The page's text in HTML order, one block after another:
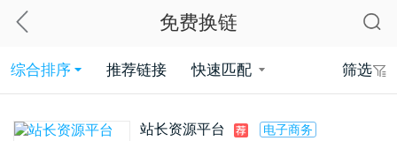
免费换链
综合排序 推荐链接 快速匹配 筛选
站长资源平台 电子商务